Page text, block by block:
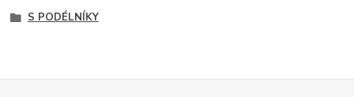
S PODÉLNÍKY